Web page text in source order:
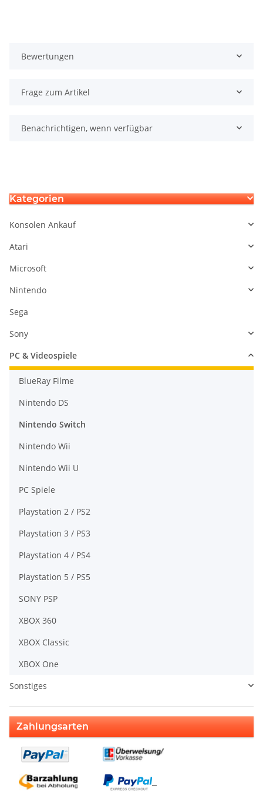
Bewertungen
Frage zum Artikel
Benachrichtigen, wenn verfügbar
Kategorien
Konsolen Ankauf
Atari
Microsoft
Nintendo
Sega
Sony
PC & Videospiele
BlueRay Filme
Nintendo DS
Nintendo Switch
Nintendo Wii
Nintendo Wii U
PC Spiele
Playstation 2 / PS2
Playstation 3 / PS3
Playstation 4 / PS4
Playstation 5 / PS5
SONY PSP
XBOX 360
XBOX Classic
XBOX One
Sonstiges
Zahlungsarten